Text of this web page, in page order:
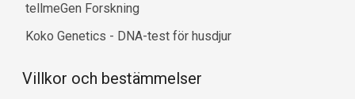
tellmeGen Forskning
Koko Genetics - DNA-test för husdjur
Villkor och bestämmelser